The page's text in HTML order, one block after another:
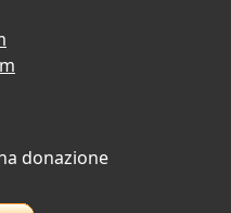
donazione